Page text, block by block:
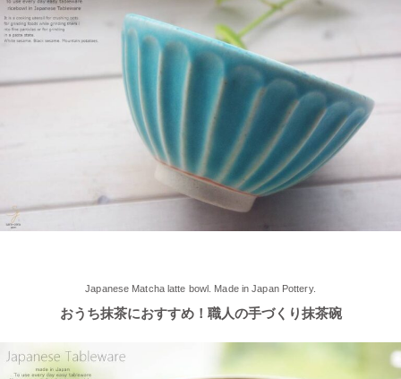
中！実店舗でしか取り扱ってない商品たくさんご用意しておりま
す♪ みなさまのご来店、お待ちしております。
2025/5/9
≪らいすぼ～るのお皿がパッケージに使用されました！≫ 5月7
日（水）に発売『よしもとカレー 北海道こしみず 三種のじゃが
いも編』レトルトカレーのパッケージに、当店のオリジナル商品
【でっかいどー 北の大地パーティーメインプレート】が使用さ
ました！新商品もたくさんご用意しております♪ みなさまのご来
店、お待ちしております。
2025/4/16
Japanese Matcha latte bowl. Made in Japan Pottery.
おうち抹茶におすすめ！職人の手づくり抹茶碗